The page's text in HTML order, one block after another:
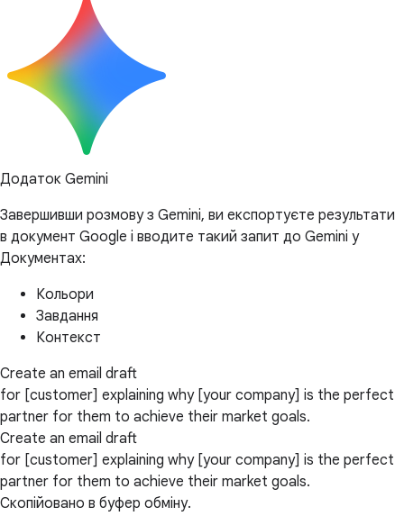
Додаток Gemini
Завершивши розмову з Gemini, ви експортуєте результати
в документ Google і вводите такий запит до Gemini у
Документах:
Кольори
Завдання
Контекст
Create an email draft
for [customer] explaining why [your company] is the perfect
partner for them to achieve their market goals.
Create an email draft
for [customer] explaining why [your company] is the perfect
partner for them to achieve their market goals.
Скопійовано в буфер обміну.